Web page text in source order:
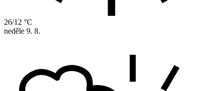
26/12 °C
neděle 9. 8.